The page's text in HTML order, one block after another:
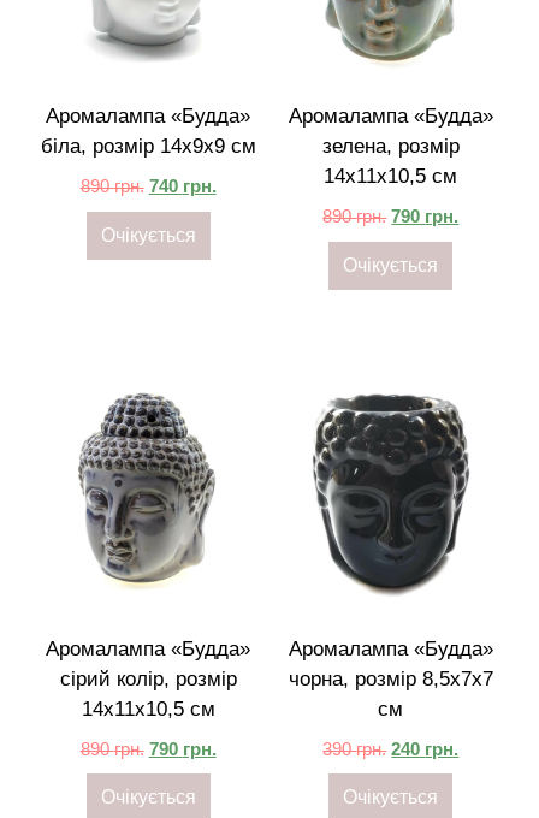
Аромалампа «Будда»
біла, розмір 14x9x9 см
890грн. 740 грн.
Очікується
Аромалампа «Будда»
зелена, розмір
14x11x10,5 см
890грн. 790 грн.
Очікується
Аромалампа «Будда»
сірий колір, розмір
14x11x10,5 см
890грн. 790 грн.
Очікується
Аромалампа «Будда»
чорна, розмір 8,5x7x7
см
390грн. 240 грн.
Очікується